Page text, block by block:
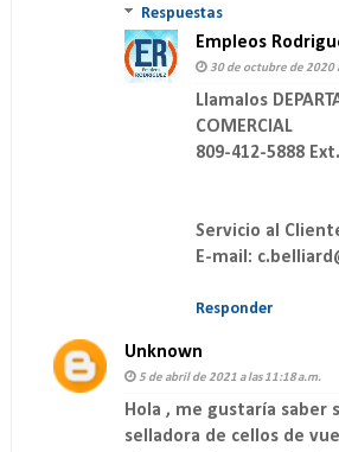
Respuestas
Empleos
30 de octubre de 2020
Llamalos
COMERCIAL
809-412-5888
Servicio al
E-mail:
Responder
Unknown
5 de abril de 2021 a las 11:18 a.m.
Hola , me gustaría saber
selladora de cellos de